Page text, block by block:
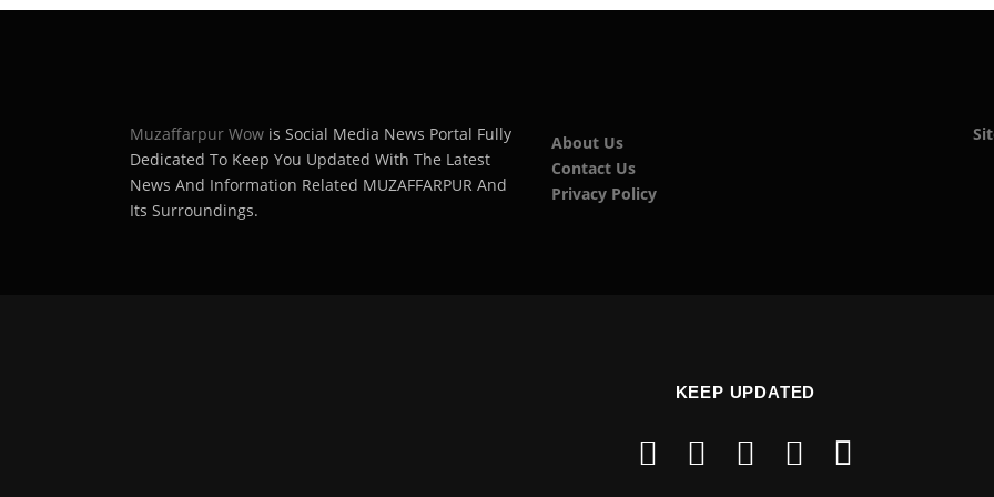
Muzaffarpur Wow is Social Media News Portal Fully
Dedicated To Keep You Updated With The Latest
News And Information Related MUZAFFARPUR And
Its Surroundings.
About Us
Contact Us
Privacy Policy
KEEP UPDATED